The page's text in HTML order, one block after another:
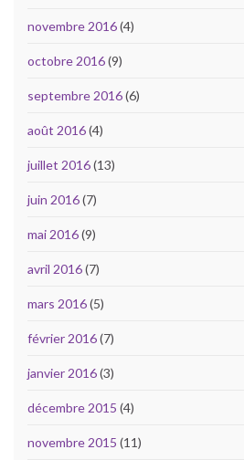
novembre 2016(4)
octobre 2016(9)
septembre 2016(6)
août 2016(4)
juillet 2016(13)
juin 2016(7)
mai 2016(9)
avril 2016(7)
mars 2016(5)
février 2016(7)
janvier 2016(3)
décembre 2015 (4)
novembre 2015 (11)